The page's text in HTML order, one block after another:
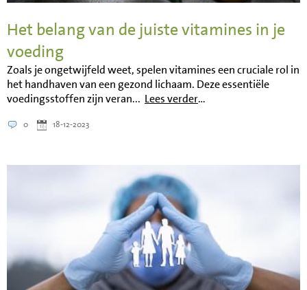
Het belang van de juiste vitamines in je
voeding
Zoals je ongetwijfeld weet, spelen vitamines een cruciale rol in
het handhaven van een gezond lichaam. Deze essentiële
voedingsstoffen zijn veran... Lees verder…
0 18-12-2023